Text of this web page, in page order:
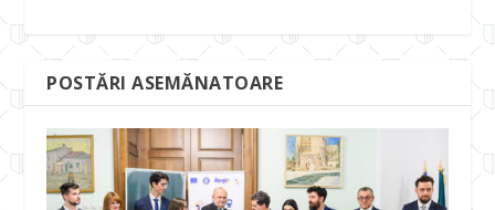
POSTĂRI ASEMĂNATOARE